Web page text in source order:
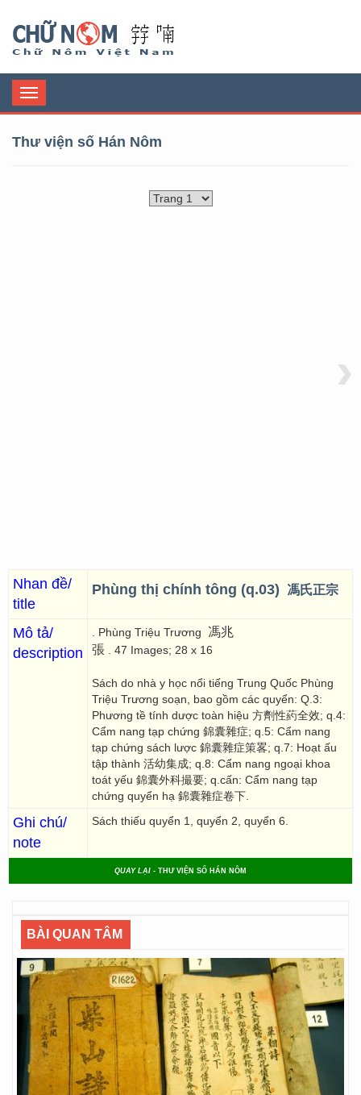
Toggle
navigation
Thư viện số Hán Nôm
›
Nhan đề/
title
Phùng thị chính tông (q.03) 馮氏正宗
Mô tả/
description
. Phùng Triệu Trương
馮兆
張 . 47 Images; 28 x 16
Sách do nhà y học nổi tiếng Trung Quốc Phùng
Triệu Trương soạn, bao gồm các quyển: Q.3:
Phương tề tính dược toàn hiệu 方劑性葯全效; q.4:
Cẩm nang tạp chứng 錦囊雜症; q.5: Cẩm nang
tạp chứng sách lược 錦囊雜症策畧; q.7: Hoạt ấu
tập thành 活幼集成; q.8: Cẩm nang ngoại khoa
toát yếu 錦囊外科撮要; q.cấn: Cẩm nang tạp
chứng quyển hạ 錦囊雜症卷下.
Ghi chú/
note
Sách thiếu quyển 1, quyển 2, quyển 6.
QUAY LẠI - THƯ VIỆN SỐ HÁN NÔM
BÀI QUAN TÂM